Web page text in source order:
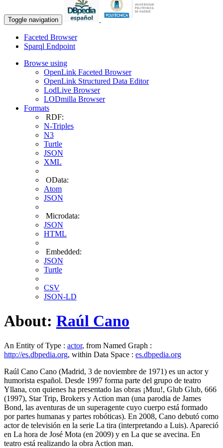
Toggle navigation
Faceted Browser
Sparql Endpoint
Browse using
OpenLink Faceted Browser
OpenLink Structured Data Editor
LodLive Browser
LODmilla Browser
Formats
RDF:
N-Triples
N3
Turtle
JSON
XML
OData:
Atom
JSON
Microdata:
JSON
HTML
Embedded:
JSON
Turtle
CSV
JSON-LD
About: Raúl Cano
An Entity of Type : actor, from Named Graph :
http://es.dbpedia.org, within Data Space : es.dbpedia.org
Raúl Cano Cano (Madrid, 3 de noviembre de 1971) es un actor y
humorista español. Desde 1997 forma parte del grupo de teatro
Yllana,​ con quienes ha presentado las obras ¡Muu!, Glub Glub, 666
(1997),​ Star Trip, Brokers​ y Action man (una parodia de James
Bond, las aventuras de un superagente cuyo cuerpo está formado
por partes humanas y partes robóticas).​​ En 2008, Cano debutó como
actor de televisión en la serie La tira (interpretando a Luis). Apareció
en La hora de José Mota (en 2009) y en La que se avecina.​ En
teatro está realizando la obra Action man.​